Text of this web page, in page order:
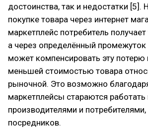
достоинства, так и недостатки [5].
покупке товара через интернет
маркетплейс потребитель получает
а через определённый промежуток
может компенсировать эту потерю
меньшей стоимостью товара
рыночной. Это возможно
маркетплейсы стараются
производителями и
посредников.